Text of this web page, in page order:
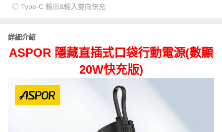
◎ Type-C 輸出&輸入雙向快充
詳細介紹
ASPOR 隱藏直插式口袋行動電源(數顯
20W快充版)